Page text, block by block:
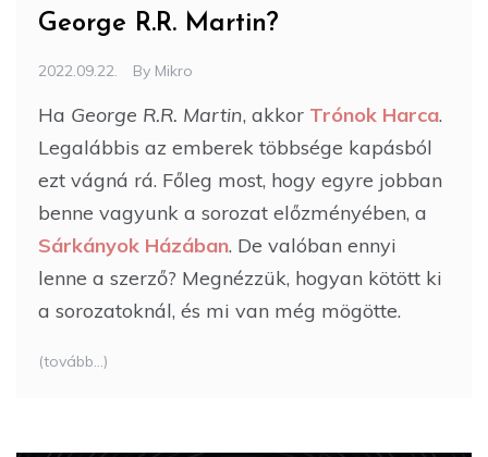
George R.R. Martin?
2022.09.22. By Mikro
Ha George R.R. Martin, akkor Trónok Harca.
Legalábbis az emberek többsége kapásból
ezt vágná rá. Főleg most, hogy egyre jobban
benne vagyunk a sorozat előzményében, a
Sárkányok Házában. De valóban ennyi
lenne a szerző? Megnézzük, hogyan kötött ki
a sorozatoknál, és mi van még mögötte.
(tovább…)